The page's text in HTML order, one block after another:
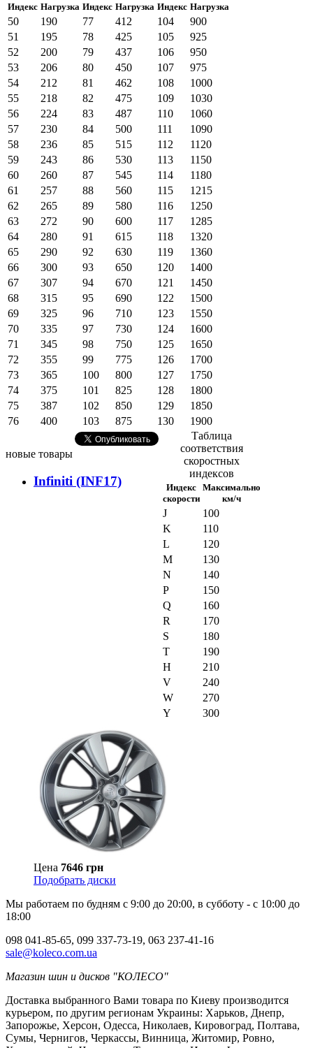
Индекс Нагрузка Индекс Нагрузка Индекс Нагрузка
50 190 77 412 104
900
51
195 78 425 105
925
52
200 79 437 106
950
53
206 80 450 107
975
54
212 81 462 108
1000
55
218 82 475 109
1030
56
224 83 487 110
1060
57
230 84 500 111
1090
58
236 85 515 112
1120
59
243 86 530 113
1150
60
260 87 545 114
1180
61
257 88 560 115
1215
62
265 89 580 116
1250
63
272 90 600 117
1285
64
280 91 615 118
1320
65
290 92 630 119
1360
66
300 93 650 120
1400
67
307 94 670 121
1450
68
315 95 690 122
1500
69
325 96 710 123
1550
70
335 97 730 124
1600
71
345 98 750 125
1650
72
355 99 775 126
1700
73
365 100 800 127
1750
74
375 101 825 128
1800
75
387 102 850 129
1850
76
400 103 875 130
1900
Таблица
соответствия
скоростных
индексов
Индекс
скорости
Максимально
км/ч
J
100
K
110
L
120
M
130
N
140
P
150
Q
160
R
170
S
180
T
190
H
210
V
240
W
270
Y
300
новые товары
Infiniti (INF17)
Цена 7646 грн
Подобрать диски
Мы работаем по будням с 9:00 до 20:00, в субботу - с 10:00 до
18:00
098 041-85-65, 099 337-73-19, 063 237-41-16
sale@koleco.com.ua
Магазин шин и дисков "КОЛЕСО"
Доставка выбранного Вами товара по Киеву производится
курьером, по другим регионам Украины: Харьков, Днепр,
Запорожье, Херсон, Одесса, Николаев, Кировоград, Полтава,
Сумы, Чернигов, Черкассы, Винница, Житомир, Ровно,